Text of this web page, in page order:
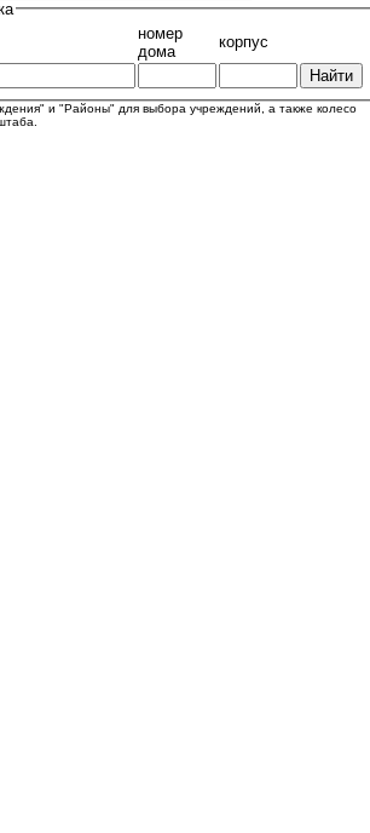
номер
дома
корпус
и "Районы" для выбора учреждений, а также колесо